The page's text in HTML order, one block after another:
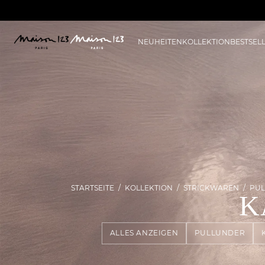
NEUHEITENKOLLEKTION
ALLES ANZEIGEN PULLUNDER
STARTSEITE KOLLEKTION STRICKWAREN